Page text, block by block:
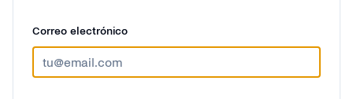
Correo electrónico